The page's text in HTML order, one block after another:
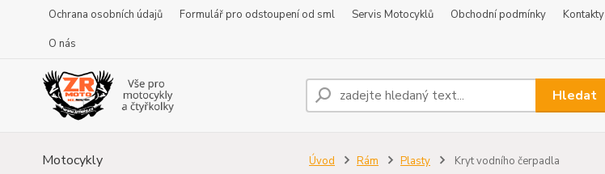
Ochrana osobních údajů Formulář pro odstoupení od sml Servis Motocyklů Obchodní podmínky Kontakty
O nás
Hledat
Motocykly Úvod Rám Plasty Kryt vodního čerpadla